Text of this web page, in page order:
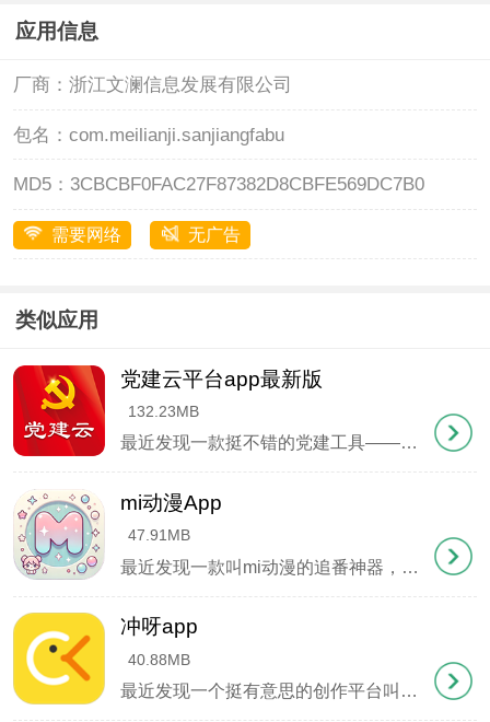
4、政府公告和政策解读都由权威部门直接发布
软件亮点
1、首页自定义设置，常用功能可以置顶显示
2、支持新闻视频点播回看，错过的重要报道随时补看
3、个性化订阅功能，关注的内容更新会有提醒
宜宾三江新区怎么注册账号
2、在登录页面选择"立即注册"选项
3、输入常用手机号码获取验证码
4、设置6-16位包含字母数字的密码
5、完成实名认证后即可使用全部功能
应用信息
厂商： 浙江文澜信息发展有限公司
包名： com.meilianji.sanjiangfabu
MD5： 3CBCBF0FAC27F87382D8CBFE569DC7B0
需要网络 无广告
类似应用
党建云平台app最新版
132.23MB
最近发现一款挺不错的党建工具——党建云平台APP，身边不少党员朋友都在用。这款应用把传统党务工作搬到了手机上，开会签到、党费缴纳这些琐事动动手指就能搞定，特别适合现在快节奏的工作生活。最实用的是学习板块，等车吃饭的空档就能刷几道党建
mi动漫App
47.91MB
最近发现一款叫mi动漫的追番神器，简直是我们动漫党的福音。点开就能看，不用注册也不用看烦人广告，画质还特别清晰。我最喜欢它的分类功能，找番剧特别方便，国漫日漫都能一键筛选。晚上窝在被窝里缓存几集，第二天坐地铁就能接着看。这软件用着特
冲呀app
40.88MB
最近发现一个挺有意思的创作平台叫冲呀app，身边不少画手和写手朋友都在用。这个平台最吸引人的地方是能让原创内容直接变现，不管是文章、漫画还是视频，只要有人愿意为你的作品买单，就能获得实实在在的收入。我关注的好几个宝藏创作者都在上面更新